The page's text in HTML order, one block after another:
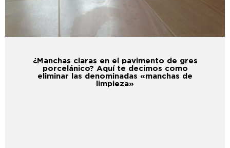
¿Manchas claras en el pavimento de gres
porcelánico? Aquí te decimos como
eliminar las denominadas «manchas de
limpieza»